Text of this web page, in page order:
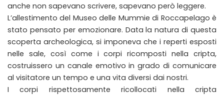
anche non sapevano scrivere, sapevano però leggere.
L’allestimento del Museo delle Mummie di Roccapelago è
stato pensato per emozionare. Data la natura di questa
scoperta archeologica, si imponeva che i reperti esposti
nelle sale, così come i corpi ricomposti nella cripta,
costruissero un canale emotivo in grado di comunicare
al visitatore un tempo e una vita diversi dai nostri.
I corpi rispettosamente ricollocati nella cripta